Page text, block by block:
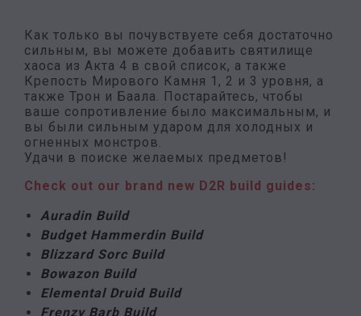
Как только вы почувствуете себя достаточно
сильным, вы можете добавить святилище
хаоса из Акта 4 в свой список, а также
Крепость Мирового Камня 1, 2 и 3 уровня, а
также Трон и Баала. Постарайтесь, чтобы
ваше сопротивление было максимальным, и
вы были сильным ударом для холодных и
огненных монстров.
Удачи в поиске желаемых предметов!
Check out our brand new D2R build guides:
Auradin Build
Budget Hammerdin Build
Blizzard Sorc Build
Bowazon Build
Elemental Druid Build
Frenzy Barb Build